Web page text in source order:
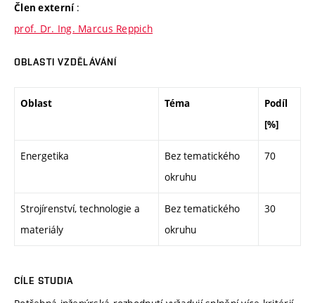
Člen externí :
prof. Dr. Ing. Marcus Reppich
OBLASTI VZDĚLÁVÁNÍ
Oblast Téma
Podíl
[%]
Energetika
Bez tematického
okruhu
70
Strojírenství, technologie a
materiály
Bez tematického
okruhu
30
CÍLE STUDIA